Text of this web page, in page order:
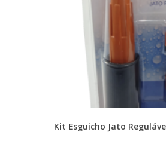
Kit Esguicho Jato